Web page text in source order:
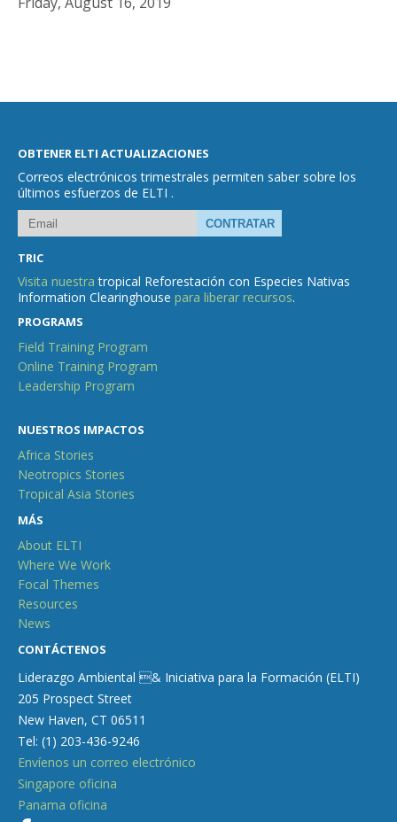
OBTENER ELTI ACTUALIZACIONES
Correos electrónicos trimestrales permiten saber sobre los
últimos esfuerzos de ELTI .
TRIC
Visita nuestra tropical Reforestación con Especies Nativas
Information Clearinghouse para liberar recursos.
PROGRAMS
Field Training Program
Online Training Program
Leadership Program
NUESTROS IMPACTOS
Africa Stories
Neotropics Stories
Tropical Asia Stories
MÁS
About ELTI
Where We Work
Focal Themes
Resources
News
CONTÁCTENOS
Liderazgo Ambiental & Iniciativa para la Formación (ELTI)
205 Prospect Street
New Haven, CT 06511
Tel: (1) 203-436-9246
Envíenos un correo electrónico
Singapore oficina
Panama oficina